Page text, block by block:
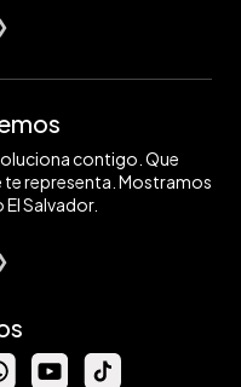
contigo. Que
representa. Mostramos
Salvador.